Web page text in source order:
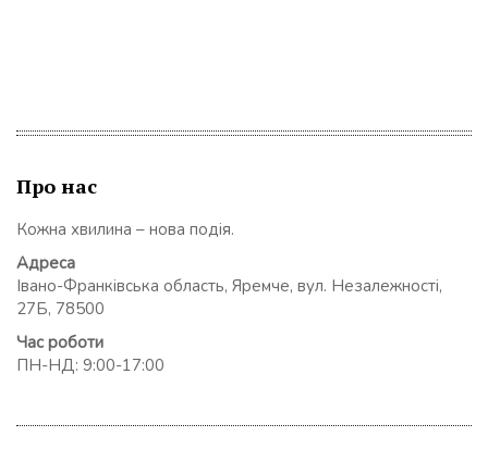
Про нас
Кожна хвилина – нова подія.
Адреса
Івано-Франківська область, Яремче, вул. Незалежності,
27Б, 78500
Час роботи
ПН-НД: 9:00-17:00